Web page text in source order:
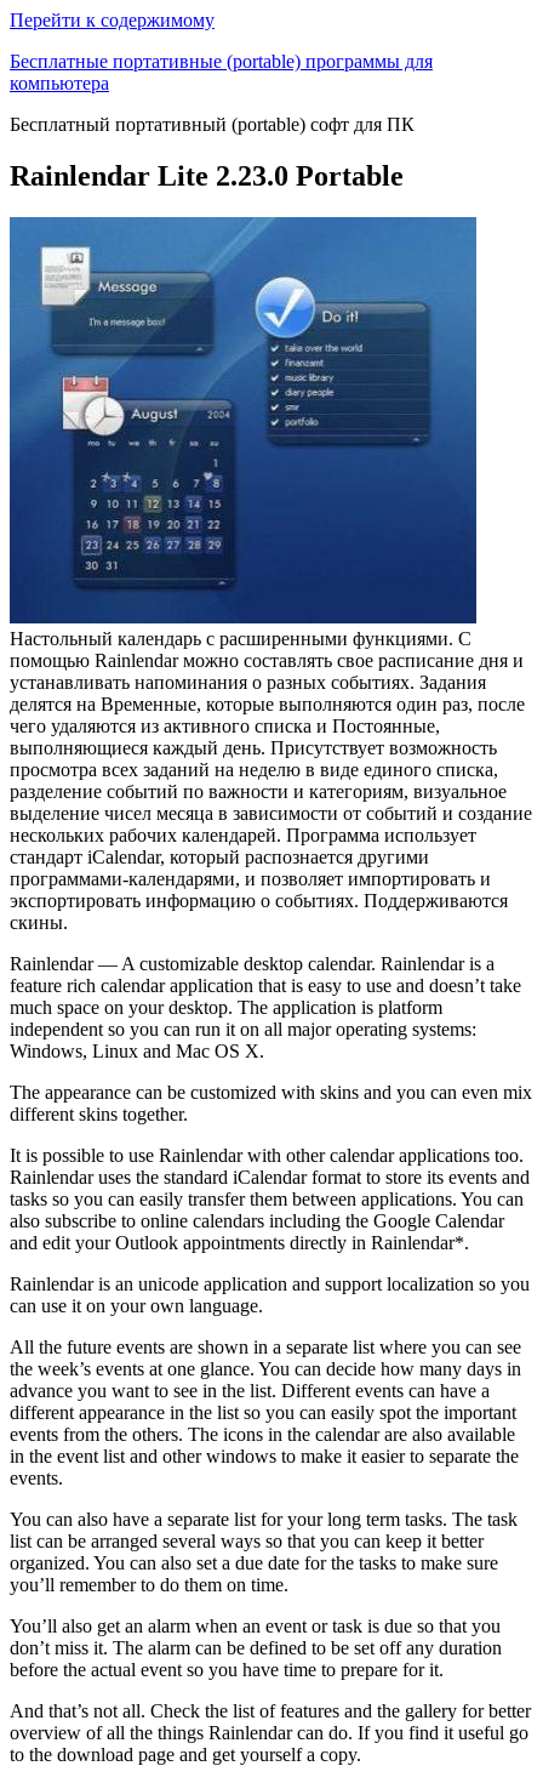
Перейти к содержимому
Бесплатные портативные (portable) программы для
компьютера
Бесплатный портативный (portable) софт для ПК
Rainlendar Lite 2.23.0 Portable
Настольный календарь с расширенными функциями. С
помощью Rainlendar можно составлять свое расписание дня и
устанавливать напоминания о разных событиях. Задания
делятся на Временные, которые выполняются один раз, после
чего удаляются из активного списка и Постоянные,
выполняющиеся каждый день. Присутствует возможность
просмотра всех заданий на неделю в виде единого списка,
разделение событий по важности и категориям, визуальное
выделение чисел месяца в зависимости от событий и создание
нескольких рабочих календарей. Программа использует
стандарт iCalendar, который распознается другими
программами-календарями, и позволяет импортировать и
экспортировать информацию о событиях. Поддерживаются
скины.
Rainlendar — A customizable desktop calendar. Rainlendar is a
feature rich calendar application that is easy to use and doesn’t take
much space on your desktop. The application is platform
independent so you can run it on all major operating systems:
Windows, Linux and Mac OS X.
The appearance can be customized with skins and you can even mix
different skins together.
It is possible to use Rainlendar with other calendar applications too.
Rainlendar uses the standard iCalendar format to store its events and
tasks so you can easily transfer them between applications. You can
also subscribe to online calendars including the Google Calendar
and edit your Outlook appointments directly in Rainlendar*.
Rainlendar is an unicode application and support localization so you
can use it on your own language.
All the future events are shown in a separate list where you can see
the week’s events at one glance. You can decide how many days in
advance you want to see in the list. Different events can have a
different appearance in the list so you can easily spot the important
events from the others. The icons in the calendar are also available
in the event list and other windows to make it easier to separate the
events.
You can also have a separate list for your long term tasks. The task
list can be arranged several ways so that you can keep it better
organized. You can also set a due date for the tasks to make sure
you’ll remember to do them on time.
You’ll also get an alarm when an event or task is due so that you
don’t miss it. The alarm can be defined to be set off any duration
before the actual event so you have time to prepare for it.
And that’s not all. Check the list of features and the gallery for better
overview of all the things Rainlendar can do. If you find it useful go
to the download page and get yourself a copy.